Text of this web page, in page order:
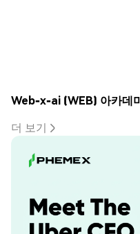
Web-x-ai (WEB) 아카데
더 보기